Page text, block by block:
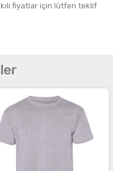
fiyatlar için lütfen teklif